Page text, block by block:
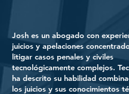
Josh es un abogado con
juicios y apelaciones
litigar casos penales y civiles
tecnológicamente complejos.
ha descrito su habilidad
los juicios y sus conocimientos